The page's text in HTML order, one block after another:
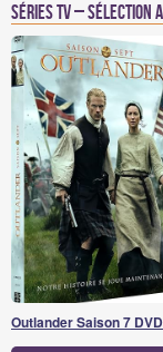
Séries TV – Sélection
Outlander Saison 7 DVD